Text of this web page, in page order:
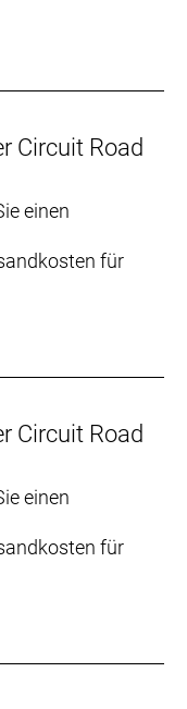
Circuit Road
einen
für
Circuit Road
einen
für